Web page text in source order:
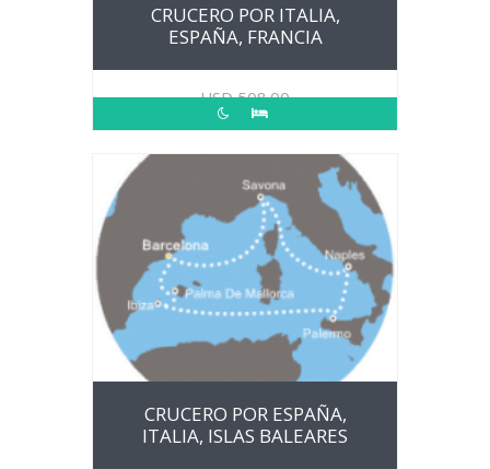
CRUCERO POR ITALIA,
ESPAÑA, FRANCIA
USD508.00
CRUCERO POR ESPAÑA,
ITALIA, ISLAS BALEARES